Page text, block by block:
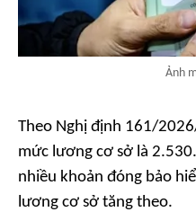
Ảnh
Theo Nghị định 161/
mức lương cơ sở là
nhiều khoản đóng bảo
lương cơ sở tăng theo.